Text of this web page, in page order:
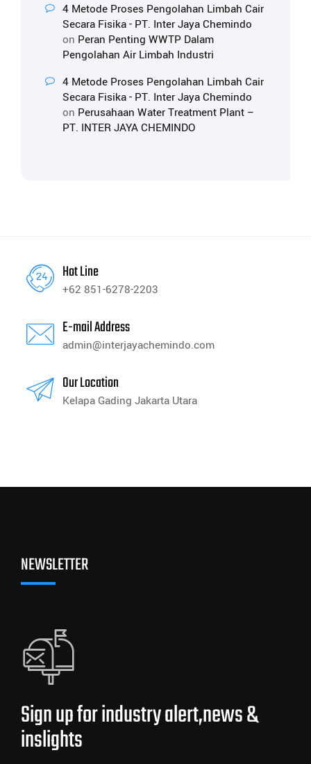
4 Metode Proses Pengolahan Limbah Cair
Secara Fisika - PT. Inter Jaya Chemindo
on Peran Penting WWTP Dalam
Pengolahan Air Limbah Industri
4 Metode Proses Pengolahan Limbah Cair
Secara Fisika - PT. Inter Jaya Chemindo
on Perusahaan Water Treatment Plant –
PT. INTER JAYA CHEMINDO
Hot Line
+62 851-6278-2203
E-mail Address
admin@interjayachemindo.com
Our Location
Kelapa Gading Jakarta Utara
NEWSLETTER
Sign up for industry alert,news &
inslights